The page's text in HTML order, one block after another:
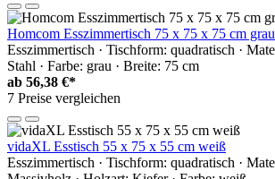
Homcom Esszimmertisch 75 x 75 x 75 cm grau
Esszimmertisch · Tischform: quadratisch ·
Stahl · Farbe: grau · Breite: 75 cm
ab 56,38 €*
7 Preise vergleichen
vidaXL Esstisch 55 x 75 x 55 cm weiß
Esszimmertisch · Tischform: quadratisch ·